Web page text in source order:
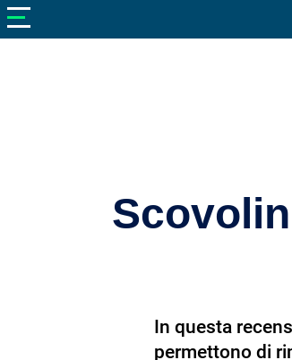
In questa
permettono di
V netonutrizione